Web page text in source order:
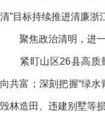
清”目标持续推进清廉浙
聚焦政治清明，进
紧盯山区26县高质量
向共富；深刻把握“绿
毁林造田、违建别墅等